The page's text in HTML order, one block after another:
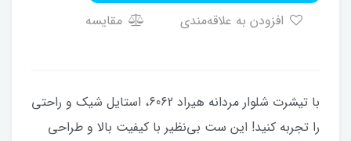
مقایسه
با تیشرت شلوار مردانه هیراد 6062، استایل شیک و راحتی
را تجربه کنید! این ست بی‌نظیر با کیفیت بالا و طراحی